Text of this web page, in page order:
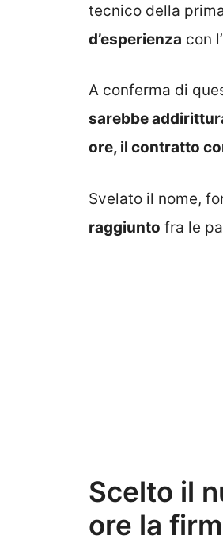
tecnico della
d’esperienza con
A conferma di
sarebbe
ore, il contratto
Svelato il nome,
raggiunto fra le
Scelto il
ore la